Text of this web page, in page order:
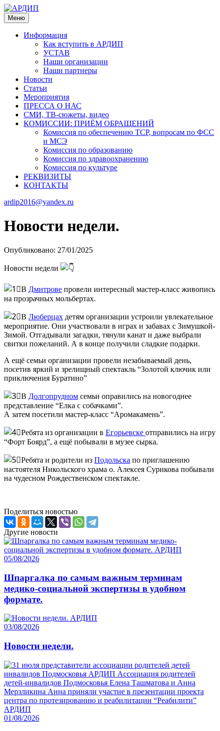
Меню
Информация
Как вступить в АРДИП
УСТАВ
Наши организации
Наши партнеры
Новости
Статьи
Мероприятия
ПРЕССА О НАС
СМИ, ТВ-сюжеты, видео
КОМИССИИ: ПРИЁМ ОБРАЩЕНИЙ
Комиссия по обеспечению ТСР, вопросам по ФСС
и МСЭ
Комиссия по образованию
Комиссия по здравоохранению
Комиссия по культуре
РЕКВИЗИТЫ
КОНТАКТЫ
ardip2016@yandex.ru
Новости недели.
Опубликовано: 27/01/2025
Новости недели
В Дмитрове провели интересный мастер-класс живопись
на прозрачных мольбертах.
В Люберцах детям организации устроили увлекательное
мероприятие. Они участвовали в играх и забавах с Зимушкой-
Зимой. Отгадывали загадки, тянули канат и даже выбрали
свитки пожеланий. А в конце получили сладкие подарки.
А ещё семьи организации провели незабываемый день,
посетив яркий и зрелищный спектакль “Золотой ключик или
приключения Буратино”
В Долгопрудном семьи оправились на новогоднее
представление “Елка с собачками”.
А затем посетили мастер-класс “Аромакамень”.
Ребята из организации в Егорьевске отправились на игру
“Форт Боярд”, а ещё побывали в музее сырка.
Ребята и родители из Подольска по приглашению
настоятеля Никольского храма о. Алексея Сурикова побывали
на чудесном Рождественском спектакле.
Поделиться новостью
Другие новости
05/08/2026
Шпаргалка по самым важным терминам
медико-социальной экспертизы в удобном
формате.
03/08/2026
Новости недели.
01/08/2026